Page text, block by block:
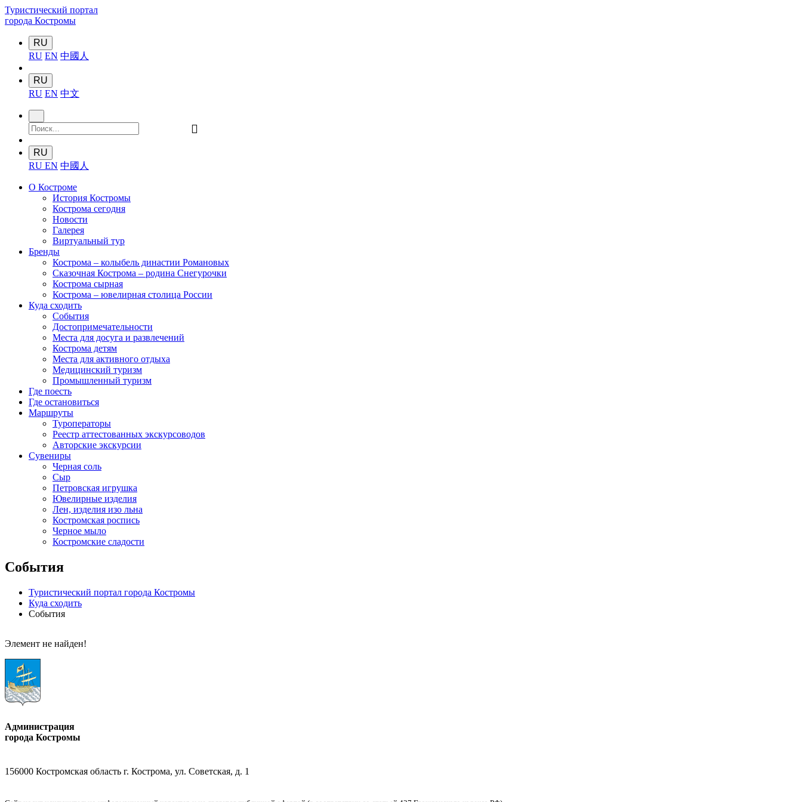
Туристический портал
города Костромы
RU
RU EN 中國人
RU
RU EN 中文
󰍉
RU
RU EN 中國人
О Костроме
История Костромы
Кострома сегодня
Новости
Галерея
Виртуальный тур
Бренды
Кострома – колыбель династии Романовых
Сказочная Кострома – родина Снегурочки
Кострома сырная
Кострома – ювелирная столица России
Куда сходить
События
Достопримечательности
Места для досуга и развлечений
Кострома детям
Места для активного отдыха
Медицинский туризм
Промышленный туризм
Где поесть
Где остановиться
Маршруты
Туроператоры
Реестр аттестованных экскурсоводов
Авторские экскурсии
Сувениры
Черная соль
Сыр
Петровская игрушка
Ювелирные изделия
Лен, изделия изо льна
Костромская роспись
Черное мыло
Костромские сладости
События
Туристический портал города Костромы
Куда сходить
События
Элемент не найден!
Администрация
города Костромы
156000 Костромская область г. Кострома, ул. Советская, д. 1